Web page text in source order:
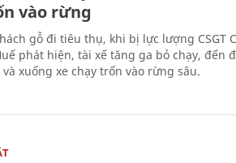
vào rừng
gỗ đi tiêu thụ, khi bị lực lượng CSGT
phát hiện, tài xế tăng ga bỏ chạy, đến
xuống xe chạy trốn vào rừng sâu.